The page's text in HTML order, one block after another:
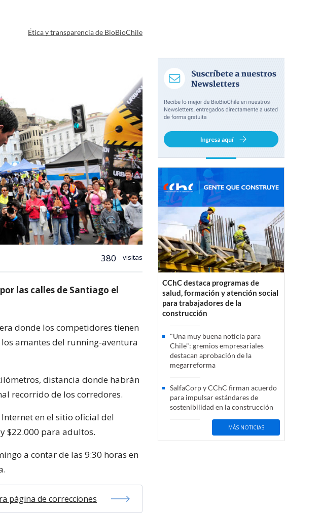
Ética y transparencia de BioBioChile
380 visitas
las calles de Santiago el
donde los competidores tienen
amantes del running-aventura
distancia donde habrán
recorrido de los corredores.
en el sitio oficial del
$22.000 para adultos.
a contar de las 9:30 horas en
página de correcciones
CChC destaca programas de
salud, formación y atención social
para trabajadores de la
construcción
"Una muy buena noticia para
Chile": gremios empresariales
destacan aprobación de la
megarreforma
SalfaCorp y CChC firman acuerdo
para impulsar estándares de
sostenibilidad en la construcción
MÁS NOTICIAS